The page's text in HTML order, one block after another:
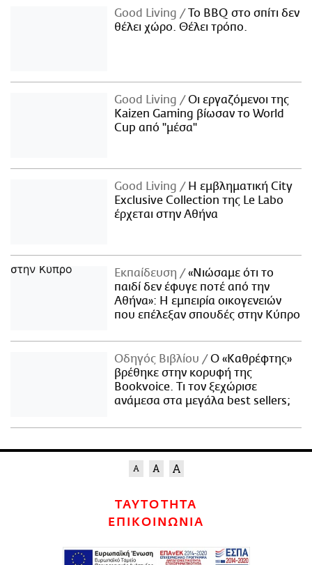
Good Living
Το BBQ στο σπίτι δεν
θέλει χώρο. Θέλει τρόπο.
Good Living
Οι εργαζόμενοι της
Kaizen Gaming βίωσαν το World
Cup από "μέσα"
Good Living
Η εμβληματική City
Exclusive Collection της Le Labo
έρχεται στην Αθήνα
Εκπαίδευση
«Νιώσαμε ότι το
παιδί δεν έφυγε ποτέ από την
Αθήνα»: Η εμπειρία οικογενειών
που επέλεξαν σπουδές στην Κύπρο
Οδηγός Βιβλίου
Ο «Καθρέφτης»
βρέθηκε στην κορυφή της
Bookvoice. Τι τον ξεχώρισε
ανάμεσα στα μεγάλα best sellers;
ΤΑΥΤΟΤΗΤΑ
ΕΠΙΚΟΙΝΩΝΙΑ